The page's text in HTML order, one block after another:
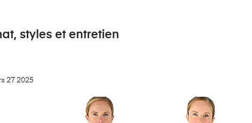
styles et entretien
27 2025